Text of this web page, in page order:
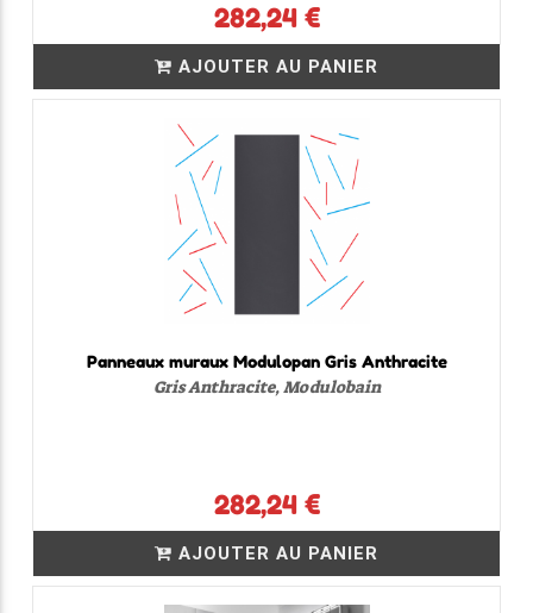
282,24 €
AJOUTER AU PANIER
Panneaux muraux Modulopan Gris Anthracite
Gris Anthracite, Modulobain
282,24 €
AJOUTER AU PANIER